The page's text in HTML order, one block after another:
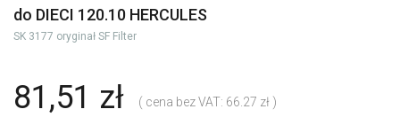
do DIECI 120.10 HERCULES
SK 3177 oryginał SF Filter
81,51 zł ( cena bez VAT: 66.27 zł )